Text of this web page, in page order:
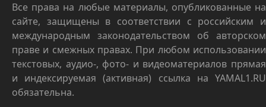
Все права на любые материалы, опубликованные на
сайте, защищены в соответствии с российским и
международным законодательством об авторском
праве и смежных правах. При любом использовании
текстовых, аудио-, фото- и видеоматериалов прямая
и индексируемая (активная) ссылка на YAMAL1.RU
обязательна.